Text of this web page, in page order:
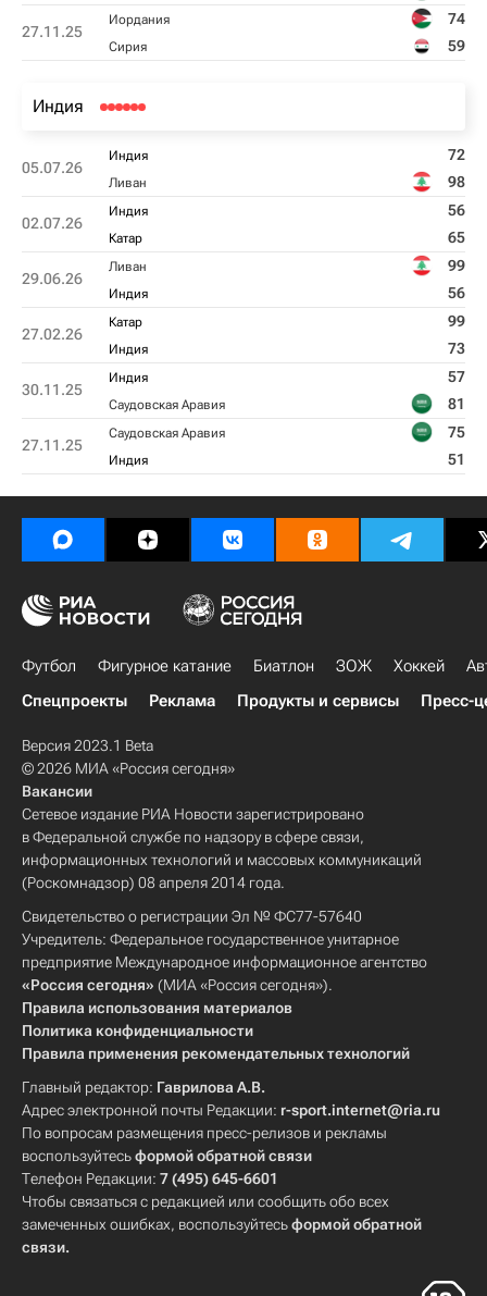
27.11.25
Иордания 74
Сирия 59
Индия
05.07.26
Индия 72
Ливан 98
02.07.26
Индия 56
Катар 65
29.06.26
Ливан 99
Индия 56
27.02.26
Катар 99
Индия 73
30.11.25
Индия 57
Саудовская Аравия 81
27.11.25
Саудовская Аравия 75
Индия 51
Футбол Фигурное катание Биатлон ЗОЖ Хоккей
Спецпроекты
Реклама Продукты и сервисы Пресс-
Версия 2023.1 Beta
© 2026 МИА «Россия сегодня»
Вакансии
Сетевое издание РИА Новости зарегистрировано
в Федеральной службе по надзору в сфере связи,
информационных технологий и массовых коммуникаций
(Роскомнадзор) 08 апреля 2014 года.
Свидетельство о регистрации Эл № ФС77-57640
Учредитель: Федеральное государственное унитарное
предприятие Международное информационное агентство
«Россия сегодня» (МИА «Россия сегодня»).
Правила использования материалов
Политика конфиденциальности
Правила применения рекомендательных технологий
Главный редактор: Гаврилова А.В.
Адрес электронной почты Редакции: r-sport.internet@ria.ru
По вопросам размещения пресс-релизов и рекламы
воспользуйтесьформой обратной связи
Телефон Редакции: 7 (495) 645-6601
Чтобы связаться с редакцией или сообщить обо всех
замеченных ошибках, воспользуйтесьформой обратной
связи.